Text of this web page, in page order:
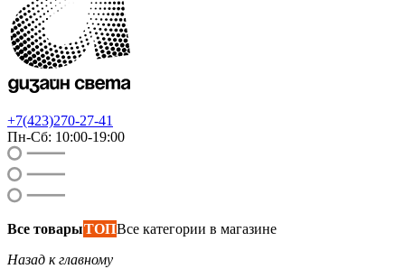
+7(423)270-27-41
Пн-Сб: 10:00-19:00
Все товарыТОПВсе категории в магазине
Назад к главному